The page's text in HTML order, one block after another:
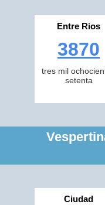
Entre Rios
3870
tres mil
setenta
Ciudad